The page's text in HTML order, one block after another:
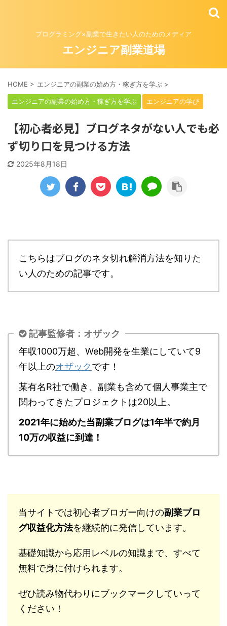
プログラミング×副業で生きたい人のためのメディア
エンジニア副業道場
HOME > エンジニアの副業の始め方・稼ぎ方を学ぶ >
エンジニアの副業の始め方・稼ぎ方を学ぶ エンジニアの学び
【初心者必見】ブログネタがない人でも必
ず切り口を見つける方法
2025年8月18日
こちらはブログのネタ切れ解消方法を知りた
い人のための記事です。
記事監修者：オザック
年収1000万超、Web開発を生業にしていて9
年以上のオザックです！
某有名R社で働き、副業も含めて個人事業主で
関わってきたプロジェクトは20以上。
2021年に始めた当副業ブログは1年半で約月
10万の収益に到達！
当サイトでは初心者ブロガー向けの副業ブロ
グ収益化方法を継続的に発信しています。
基礎知識から応用レベルの知識まで、すべて
無料で身に付けられます。
ぜひ読み物代わりにブックマークしていって
ください！